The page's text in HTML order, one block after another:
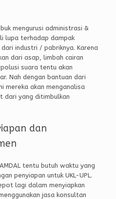
mengurusi administrasi &
lupa terhadap dampak
industri / pabriknya. Karena
dari asap, limbah cairan
suara tentu akan
Nah dengan bantuan dari
mereka akan menganalisa
dari yang ditimbulkan
dan
tentu butuh waktu yang
penyiapan untuk UKL-UPL.
lagi dalam menyiapkan
jasa konsultan